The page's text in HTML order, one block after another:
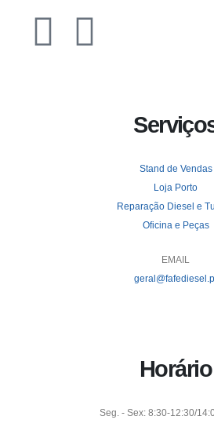
Stand de Vendas
Loja Porto
Reparação Diesel e
Oficina e Peças
EMAIL
Horário
Seg. - Sex: 8:30-12:30/